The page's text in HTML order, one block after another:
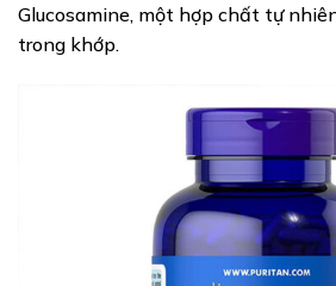
Glucosamine, một hợp chất tự
trong khớp.